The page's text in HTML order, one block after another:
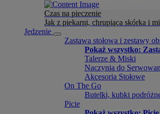
Czas na pieczenie
Jak z piekarni, chrupiąca skórka i
Jedzenie
Zastawa stołowa i zestawy
Pokaż wszystko:
Talerze & Miski
Naczynia do
Akcesoria Stołowe
On The Go
Butelki, kubki
Picie